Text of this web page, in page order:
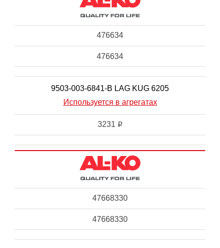
476634
476634
9503-003-6841-B LAG KUG 6205
Используется в агрегатах
3231 i
47668330
47668330